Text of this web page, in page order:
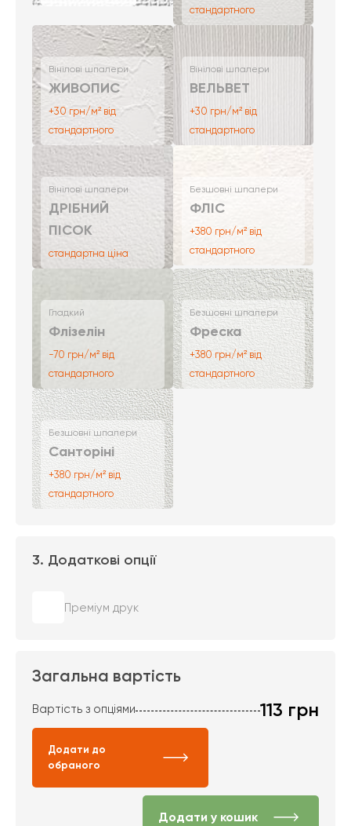
стандартного
Вінілові шпалери
ЖИВОПИС
+30 грн/м² від
стандартного
Вінілові шпалери
ВЕЛЬВЕТ
+30 грн/м² від
стандартного
Вінілові шпалери
ДРІБНИЙ
ПІСОК
стандартна ціна
Безшовні шпалери
ФЛІС
+380 грн/м² від
стандартного
Гладкий
Флізелін
-70 грн/м² від
стандартного
Безшовні шпалери
Фреска
+380 грн/м² від
стандартного
Безшовні шпалери
Санторіні
+380 грн/м² від
стандартного
3. Додаткові опції
Преміум друк
Загальна вартість
Вартість з опціями 113 грн
Додати до
обраного
Додати у кошик